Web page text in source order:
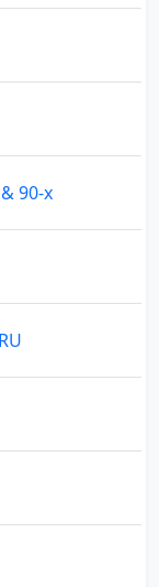
90-х